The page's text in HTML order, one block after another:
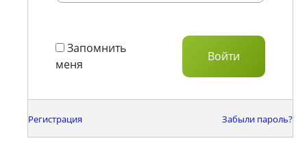
Запомнить
меня
Регистрация Забыли пароль?